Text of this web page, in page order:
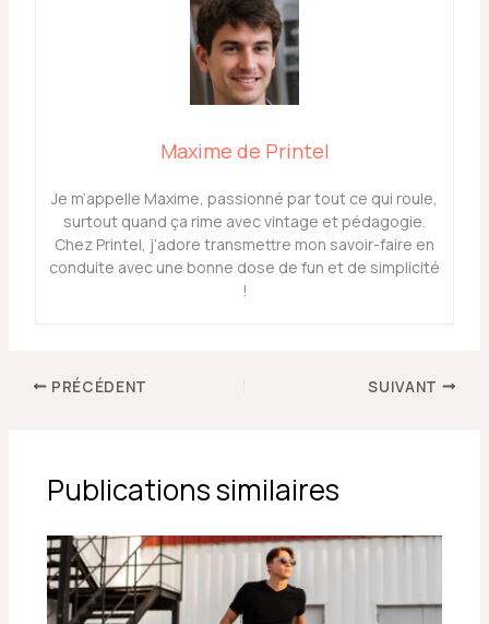
Maxime de Printel
Je m’appelle Maxime, passionné par tout ce qui roule,
surtout quand ça rime avec vintage et pédagogie.
Chez Printel, j’adore transmettre mon savoir-faire en
conduite avec une bonne dose de fun et de simplicité
!
PRÉCÉDENT SUIVANT
Publications similaires